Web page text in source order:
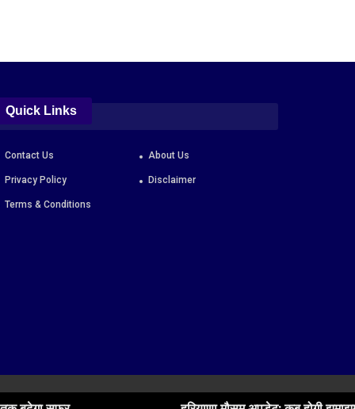
Quick Links
Contact Us About Us
Privacy Policy Disclaimer
Terms & Conditions